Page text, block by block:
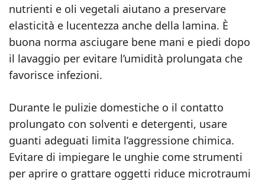
nutrienti e oli vegetali aiutano a preservare
elasticità e lucentezza anche della lamina. È
buona norma asciugare bene mani e piedi dopo
il lavaggio per evitare l’umidità prolungata che
favorisce infezioni.
Durante le pulizie domestiche o il contatto
prolungato con solventi e detergenti, usare
guanti adeguati limita l’aggressione chimica.
Evitare di impiegare le unghie come strumenti
per aprire o grattare oggetti riduce microtraumi